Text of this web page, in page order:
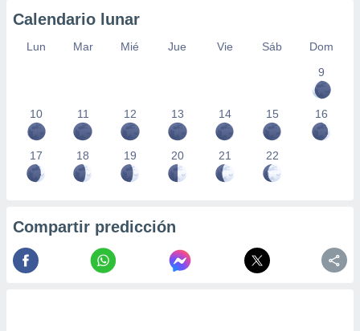
Calendario lunar
Lun Mar Mié Jue Vie Sáb
Dom
9
10 11 12 13 14 15 16
17 18 19 20 21 22
Compartir predicción